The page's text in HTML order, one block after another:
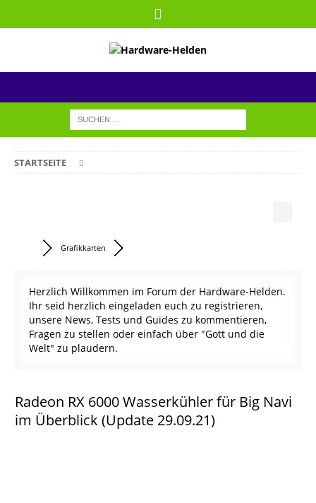
STARTSEITE
Grafikkarten
Herzlich Willkommen im Forum der Hardware-Helden.
Ihr seid herzlich eingeladen euch zu registrieren,
unsere News, Tests und Guides zu kommentieren,
Fragen zu stellen oder einfach über "Gott und die
Welt" zu plaudern.
Radeon RX 6000 Wasserkühler für Big Navi
im Überblick (Update 29.09.21)